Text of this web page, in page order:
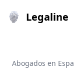
Legaline
Abogados en